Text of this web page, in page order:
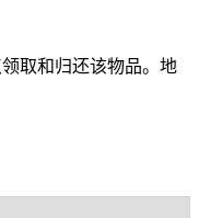
取和归还该物品。地